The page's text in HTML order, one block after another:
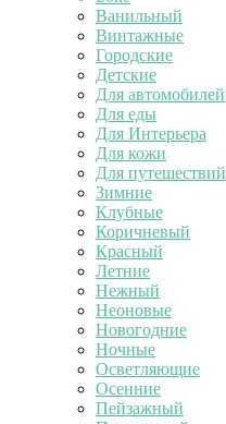
Ванильный
Винтажные
Городские
Детские
Для автомобилей
Для еды
Для Интерьера
Для кожи
Для путешествий
Зимние
Клубные
Коричневый
Красный
Летние
Нежный
Неоновые
Новогодние
Ночные
Осветляющие
Осенние
Пейзажный